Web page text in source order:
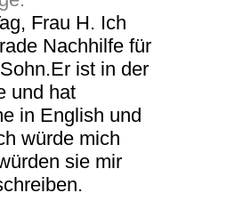
Frau H. Ich
Nachhilfe für
ist in der
und hat
in English und
würde mich
sie mir